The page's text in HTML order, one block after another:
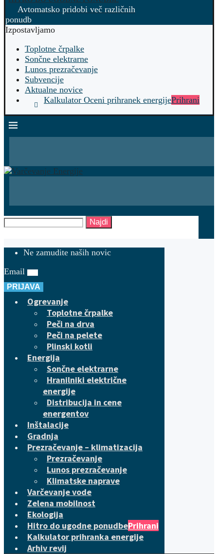
Avtomatsko pridobi več različnih
ponudb
Izpostavljamo
Toplotne črpalke
Sončne elektrarne
Lunos prezračevanje
Subvencije
Aktualne novice
Kalkulator Oceni prihranek energijePrihrani
Najdi
Ne zamudite naših novic
Email
PRIJAVA
Ogrevanje
Toplotne črpalke
Peči na drva
Peči na pelete
Plinski kotli
Energija
Sončne elektrarne
Hranilniki električne
energije
Distribucija in cene
energentov
Inštalacije
Gradnja
Prezračevanje – klimatizacija
Prezračevanje
Lunos prezračevanje
Klimatske naprave
Varčevanje vode
Zelena mobilnost
Ekologija
Hitro do ugodne ponudbePrihrani
Kalkulator prihranka energije
Arhiv revij